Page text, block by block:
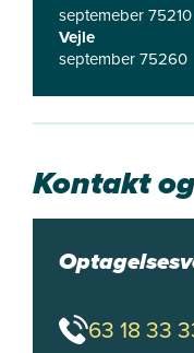
septemeber 75210
Vejle
september 75260
Kontakt
63 18 33